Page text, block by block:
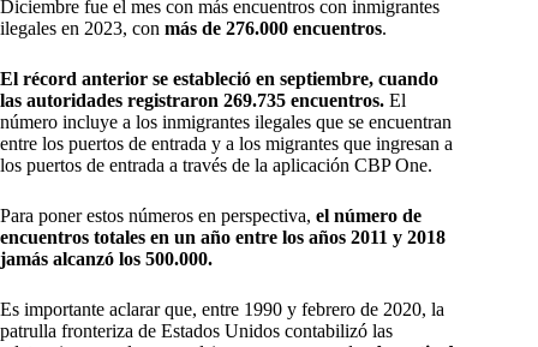
Diciembre fue el mes con más encuentros con inmigrantes
ilegales en 2023, con más de 276.000 encuentros.
El récord anterior se estableció en septiembre, cuando
las autoridades registraron 269.735 encuentros. El
número incluye a los inmigrantes ilegales que se encuentran
entre los puertos de entrada y a los migrantes que ingresan a
los puertos de entrada a través de la aplicación CBP One.
Para poner estos números en perspectiva, el número de
encuentros totales en un año entre los años 2011 y 2018
jamás alcanzó los 500.000.
Es importante aclarar que, entre 1990 y febrero de 2020, la
patrulla fronteriza de Estados Unidos contabilizó las